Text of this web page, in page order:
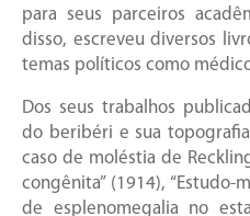
para seus parceiros
disso, escreveu diversos
temas políticos como
Dos seus trabalhos
do beribéri e sua topografia
caso de moléstia de
congênita” (1914),
de esplenomegalia no